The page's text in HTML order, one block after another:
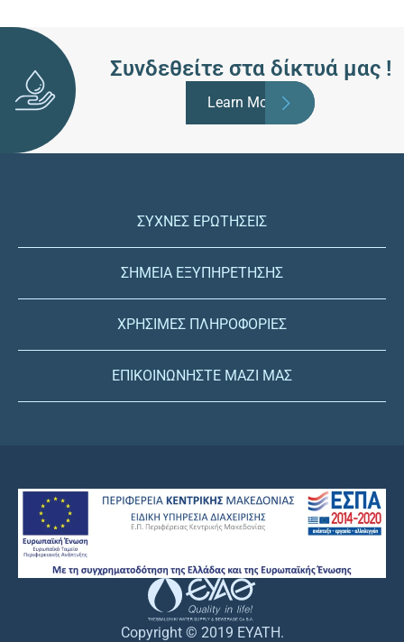
Συνδεθείτε στα δίκτυά μας !
Learn More
ΣΥΧΝΕΣ ΕΡΩΤΗΣΕΙΣ
ΣΗΜΕΙΑ ΕΞΥΠΗΡΕΤΗΣΗΣ
ΧΡΗΣΙΜΕΣ ΠΛΗΡΟΦΟΡΙΕΣ
ΕΠΙΚΟΙΝΩΝΗΣΤΕ ΜΑΖΙ ΜΑΣ
Copyright © 2019 EYATH.